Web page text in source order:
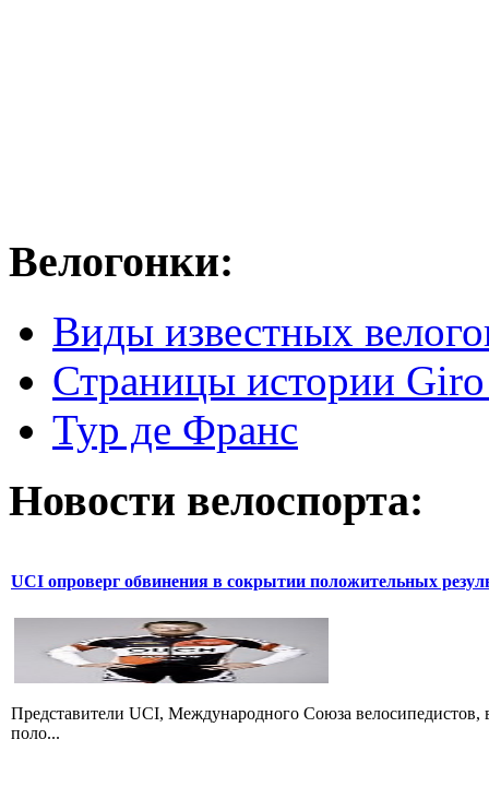
Велогонки:
Виды известных
Страницы истории
Тур де Франс
Новости велоспорта:
UCI опроверг обвинения в сокрытии положительных
Представители UCI, Международного Союза
поло...